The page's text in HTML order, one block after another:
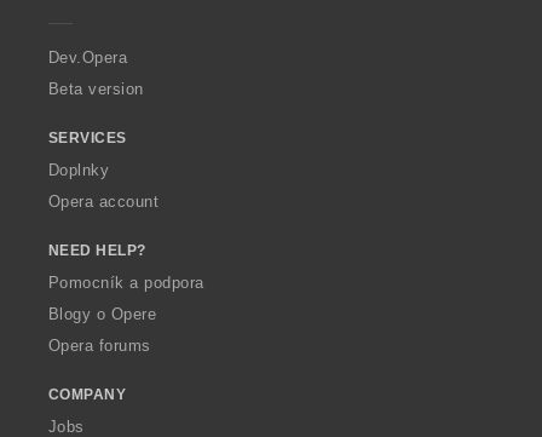
a
Dev.Opera
Beta version
SERVICES
Doplnky
Opera account
NEED HELP?
Pomocník a podpora
Blogy o Opere
Opera forums
COMPANY
Jobs